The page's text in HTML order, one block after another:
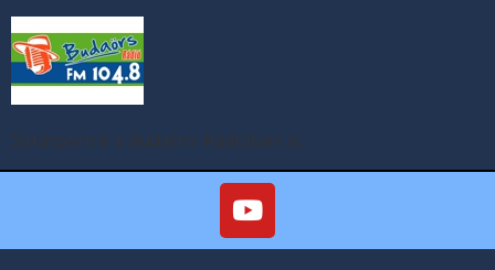
Sztárportré a Budaörs Rádióban is.